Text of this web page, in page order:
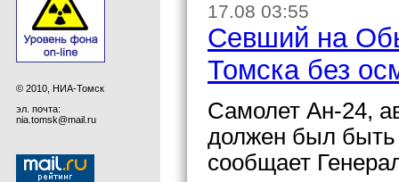
© 2010, НИА-Томск
эл. почта:
nia.tomsk@mail.ru
17.08 03:55
Севший на
Томска без
Самолет Ан-24,
должен был быть
сообщает